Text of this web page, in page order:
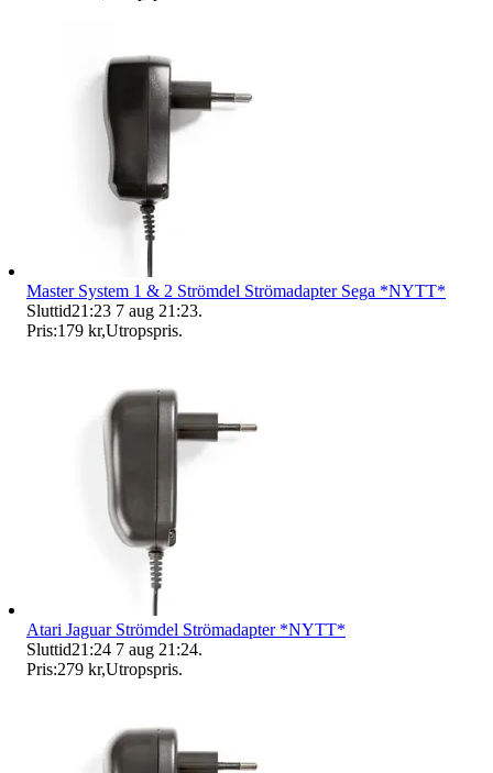
Master System 1 & 2 Strömdel Strömadapter Sega *NYTT*
Sluttid21:23 7 aug 21:23.
Pris:179 kr,Utropspris.
Atari Jaguar Strömdel Strömadapter *NYTT*
Sluttid21:24 7 aug 21:24.
Pris:279 kr,Utropspris.